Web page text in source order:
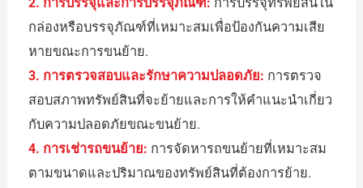
กล่องหรือบรรจุภัณฑ์ที่เหมาะสมเพื่อป้องกันความเสีย
หายขณะการขนย้าย.
3. การตรวจสอบและรักษาความปลอดภัย: การตรวจ
สอบสภาพทรัพย์สินที่จะย้ายและการให้คำแนะนำเกี่ยว
กับความปลอดภัยขณะขนย้าย.
4. การเช่ารถขนย้าย: การจัดหารถขนย้ายที่เหมาะสม
ตามขนาดและปริมาณของทรัพย์สินที่ต้องการย้าย.